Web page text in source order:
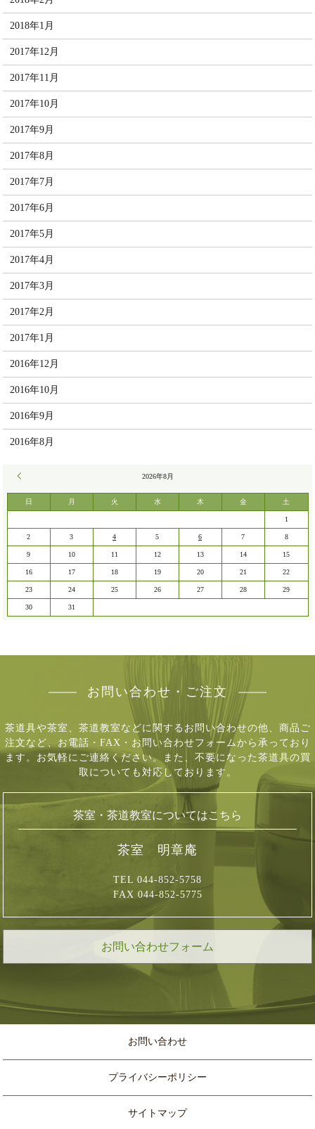
2018年1月
2017年12月
2017年11月
2017年10月
2017年9月
2017年8月
2017年7月
2017年6月
2017年5月
2017年4月
2017年3月
2017年2月
2017年1月
2016年12月
2016年10月
2016年9月
2016年8月
2026年8月
日 月 火 水 木 金 土
1
2 3 4 5 6 7 8
9 10 11 12 13 14 15
16 17 18 19 20 21 22
23 24 25 26 27 28 29
30 31
お問い合わせ・ご注文
茶道具や茶室、茶道教室などに関するお問い合わせの他、商品ご
注文など、 お電話・FAX・お問い合わせフォームから承っており
ます。お気軽にご連絡ください。 また、不要になった茶道具の買
取についても対応しております。
茶室・茶道教室についてはこちら
茶室 明章庵
TEL 044-852-5758
FAX 044-852-5775
お問い合わせフォーム
お問い合わせ
プライバシーポリシー
サイトマップ